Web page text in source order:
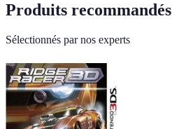
Produits recommandés
Sélectionnés par nos experts